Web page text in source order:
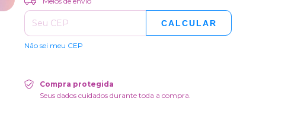
CALCULAR
Não sei meu CEP
Compra protegida
Seus dados cuidados durante toda a compra.